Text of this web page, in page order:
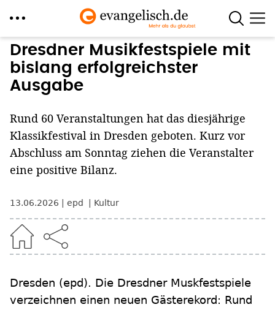
Direkt
zum
Inhalt
Dresdner Musikfestspiele mit
bislang erfolgreichster
Ausgabe
Rund 60 Veranstaltungen hat das diesjährige
Klassikfestival in Dresden geboten. Kurz vor
Abschluss am Sonntag ziehen die Veranstalter
eine positive Bilanz.
13.06.2026 epd Kultur
Dresden (epd). Die Dresdner Muskfestspiele
verzeichnen einen neuen Gästerekord: Rund